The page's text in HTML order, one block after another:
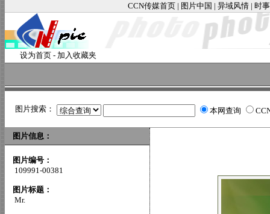
CCN传媒首页 | 图片中国 | 异域风情 | 时
设为首页 - 加入收藏夹
图片搜索： 本网查询
图片信息：
图片编号：
109991-00381
图片标题：
Mr.